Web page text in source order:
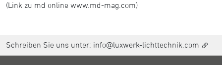
(Link zu md online www.md-mag.com)
Schreiben Sie uns unter: info@luxwerk-lichttechnik.com